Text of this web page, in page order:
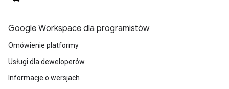
Google Workspace dla programistów
Omówienie platformy
Usługi dla deweloperów
Informacje o wersjach